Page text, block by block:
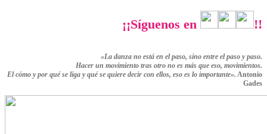
¡¡Síguenos en !!
«La danza no está en el paso, sino entre el paso y paso.
Hacer un movimiento tras otro no es más que eso, movimientos.
El cómo y por qué se liga y qué se quiere decir con ellos, eso es lo importante». Antonio
Gades